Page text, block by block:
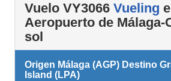
Vuelo VY3066 Vueling
Aeropuerto de Málaga-
sol
Origen Málaga (AGP) Destino
Island (LPA)